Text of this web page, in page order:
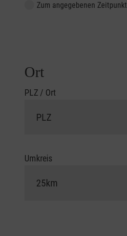
Zum angegebenen Zeitpunkt
Ort
PLZ / Ort
Umkreis